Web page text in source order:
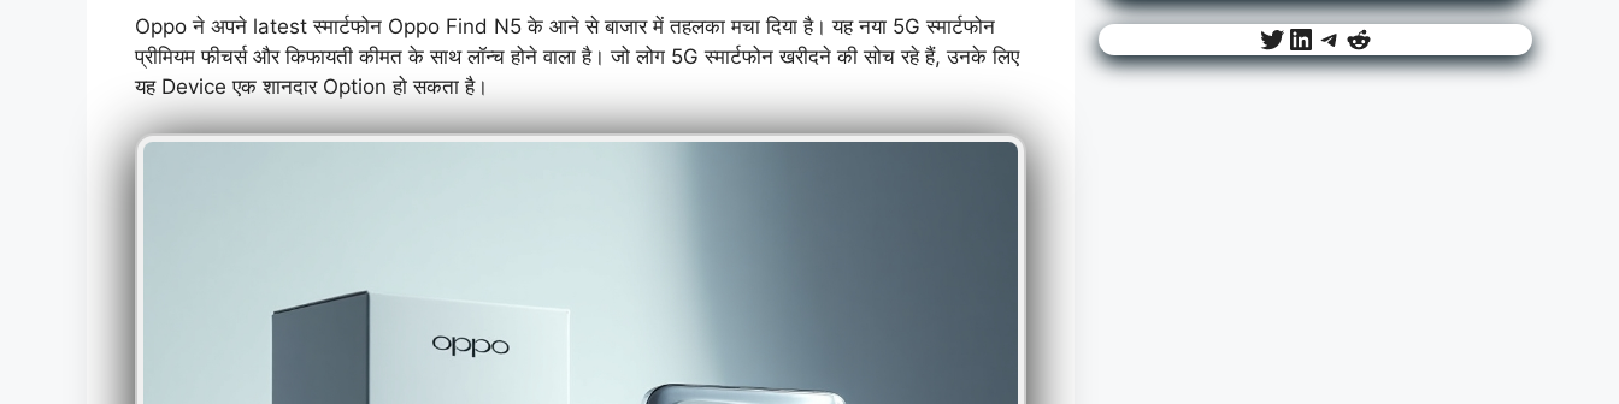
Oppo ने अपने latest स्मार्टफोन Oppo Find N5 के आने से बाजार में तहलका मचा दिया है। यह नया 5G स्मार्टफोन
प्रीमियम फीचर्स और किफायती कीमत के साथ लॉन्च होने वाला है। जो लोग 5G स्मार्टफोन खरीदने की सोच रहे हैं, उनके लिए
यह Device एक शानदार Option हो सकता है।
Twitter
LinkedIn
Telegram
Reddit